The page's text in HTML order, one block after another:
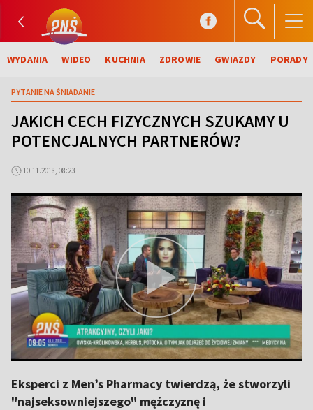
WYDANIA WIDEO KUCHNIA ZDROWIE GWIAZDY PORADY
PYTANIE NA ŚNIADANIE
JAKICH CECH FIZYCZNYCH SZUKAMY U
POTENCJALNYCH PARTNERÓW?
10.11.2018, 08:23
Eksperci z Men’s Pharmacy twierdzą, że stworzyli
"najseksowniejszego" mężczyznę i